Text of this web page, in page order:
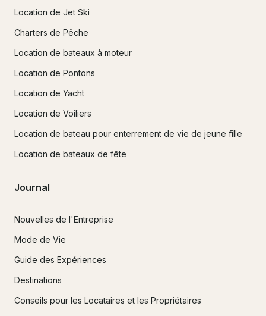
Location de Jet Ski
Charters de Pêche
Location de bateaux à moteur
Location de Pontons
Location de Yacht
Location de Voiliers
Location de bateau pour enterrement de vie de jeune fille
Location de bateaux de fête
Journal
Nouvelles de l'Entreprise
Mode de Vie
Guide des Expériences
Destinations
Conseils pour les Locataires et les Propriétaires